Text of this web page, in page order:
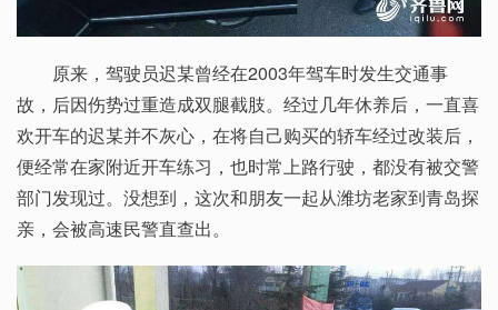
原来，驾驶员迟某曾经在2003年驾车时发生交通事
故，后因伤势过重造成双腿截肢。经过几年休养后，一直喜
欢开车的迟某并不灰心，在将自己购买的轿车经过改装后，
便经常在家附近开车练习，也时常上路行驶，都没有被交警
部门发现过。没想到，这次和朋友一起从潍坊老家到青岛探
亲，会被高速民警直查出。